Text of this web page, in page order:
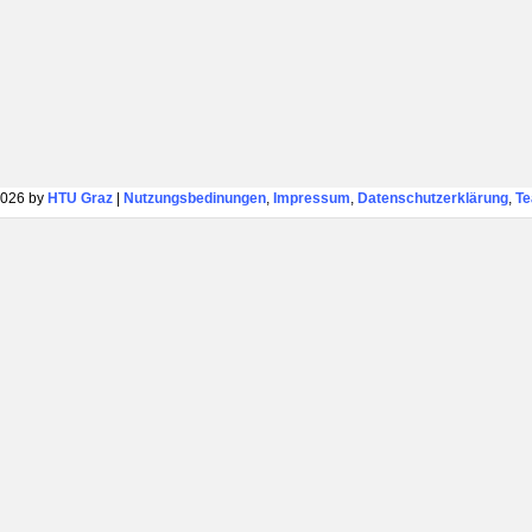
by HTU Graz| Nutzungsbedinungen, Impressum, Datenschutzerklärung,